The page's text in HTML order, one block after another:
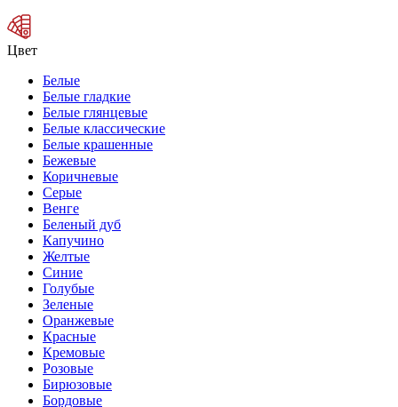
Цвет
Белые
Белые гладкие
Белые глянцевые
Белые классические
Белые крашенные
Бежевые
Коричневые
Серые
Венге
Беленый дуб
Капучино
Желтые
Синие
Голубые
Зеленые
Оранжевые
Красные
Кремовые
Розовые
Бирюзовые
Бордовые